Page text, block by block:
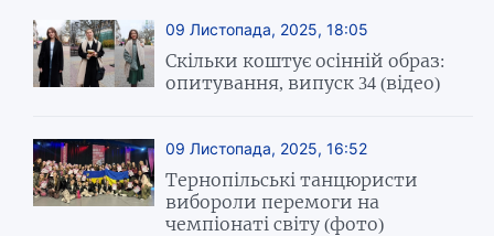
09 Листопада, 2025, 18:05
Скільки коштує осінній образ:
опитування, випуск 34 (відео)
09 Листопада, 2025, 16:52
Тернопільські танцюристи
вибороли перемоги на
чемпіонаті світу (фото)